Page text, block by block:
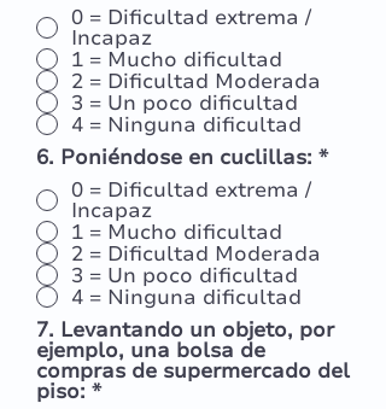
0 = Dificultad extrema /
Incapaz
1 = Mucho dificultad
2 = Dificultad Moderada
3 = Un poco dificultad
4 = Ninguna dificultad
6. Poniéndose en cuclillas: *
0 = Dificultad extrema /
Incapaz
1 = Mucho dificultad
2 = Dificultad Moderada
3 = Un poco dificultad
4 = Ninguna dificultad
7. Levantando un objeto, por
ejemplo, una bolsa de
compras de supermercado del
piso: *